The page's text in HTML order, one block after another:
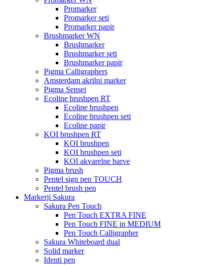
Promarker
Promarker seti
Promarker papir
Brushmarker WN
Brushmarker
Brushmarker seti
Brushmarker papir
Pigma Calligraphers
Amsterdam akrilni marker
Pigma Sensei
Ecoline brushpen RT
Ecoline brushpen
Ecoline brushpen seti
Ecoline papir
KOI brushpen RT
KOI brushpen
KOI brushpen seti
KOI akvarelne barve
Pigma brush
Pentel sign pen TOUCH
Pentel brush pen
Markerji Sakura
Sakura Pen Touch
Pen Touch EXTRA FINE
Pen Touch FINE in MEDIUM
Pen Touch Calligrapher
Sakura Whiteboard dual
Solid marker
Identi pen